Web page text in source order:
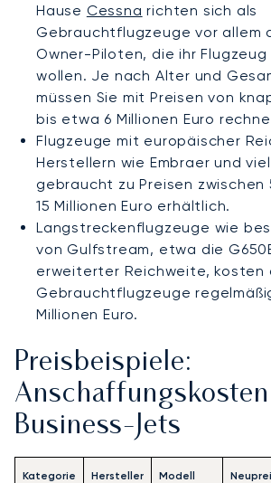
Hause Cessna richten sich als
Gebrauchtflugzeuge vor allem
Owner-Piloten, die ihr
wollen. Je nach Alter und
müssen Sie mit Preisen von
bis etwa 6 Millionen Euro
Flugzeuge mit europäischer
Herstellern wie Embraer und
gebraucht zu Preisen zwischen
15 Millionen Euro erhältlich.
Langstreckenflugzeuge wie
von Gulfstream, etwa die
erweiterter Reichweite, kosten
Gebrauchtflugzeuge
Millionen Euro.
Preisbeispiele:
Anschaffungskosten
Business-Jets
Kategorie Hersteller Modell